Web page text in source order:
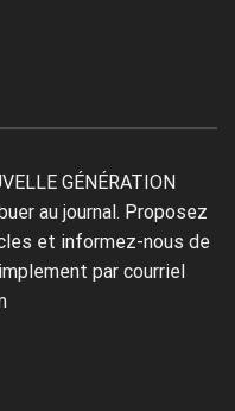
GÉNÉRATION
au journal. Proposez
et informez-nous de
par courriel